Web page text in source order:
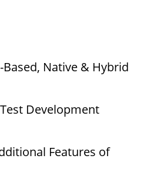
Native & Hybrid
Development
Features of